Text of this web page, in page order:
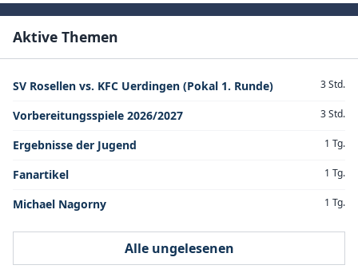
Aktive Themen
SV Rosellen vs. KFC Uerdingen (Pokal 1. Runde) 3 Std.
Vorbereitungsspiele 2026/2027 3 Std.
Ergebnisse der Jugend 1 Tg.
Fanartikel 1 Tg.
Michael Nagorny 1 Tg.
Alle ungelesenen